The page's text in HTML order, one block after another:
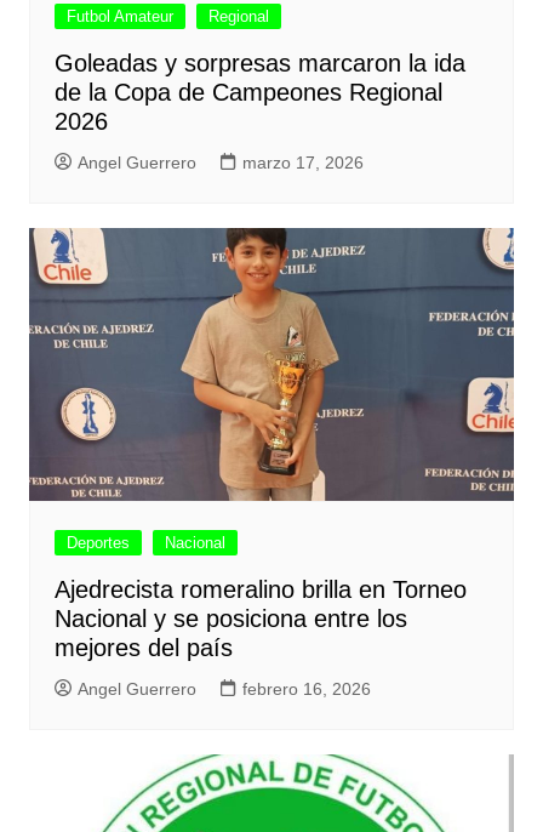
Futbol Amateur Regional
Goleadas y sorpresas marcaron la ida
de la Copa de Campeones Regional
2026
Angel Guerrero marzo 17, 2026
Deportes Nacional
Ajedrecista romeralino brilla en Torneo
Nacional y se posiciona entre los
mejores del país
Angel Guerrero febrero 16, 2026